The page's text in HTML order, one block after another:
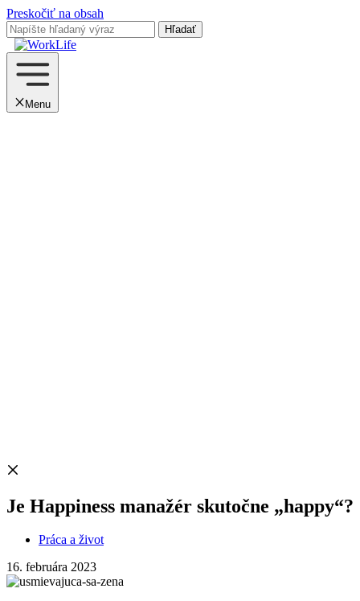
Preskočiť na obsah
Menu
Je Happiness manažér skutočne „happy“?
Práca a život
16. februára 2023